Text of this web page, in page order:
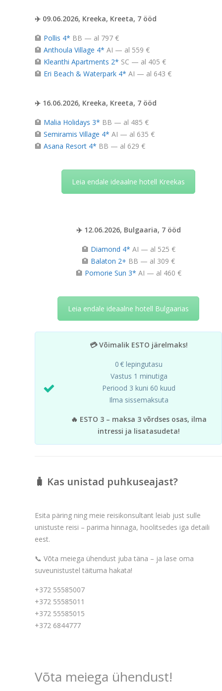
✈️ 09.06.2026, Kreeka, Kreeta, 7 ööd
🏨 Pollis 4* BB — al 797 €
🏨 Anthoula Village 4* AI — al 559 €
🏨 Kleanthi Apartments 2* SC — al 405 €
🏨 Eri Beach & Waterpark 4* AI — al 643 €
✈️ 16.06.2026, Kreeka, Kreeta, 7 ööd
🏨 Malia Holidays 3* BB — al 485 €
🏨 Semiramis Village 4* AI — al 635 €
🏨 Asana Resort 4* BB — al 629 €
Leia endale ideaalne hotell Kreekas
✈️ 12.06.2026, Bulgaaria, 7 ööd
🏨 Diamond 4* AI — al 525 €
🏨 Balaton 2+ BB — al 309 €
🏨 Pomorie Sun 3* AI — al 460 €
Leia endale ideaalne hotell Bulgaarias
💳 Võimalik ESTO järelmaks!
0 € lepingutasu
Vastus 1 minutiga
Periood 3 kuni 60 kuud
Ilma sissemaksuta
🔥 ESTO 3 – maksa 3 võrdses osas, ilma
intressi ja lisatasudeta!
🧳 Kas unistad puhkuseajast?
Esita päring ning meie reisikonsultant leiab just sulle
unistuste reisi – parima hinnaga, hoolitsedes iga detaili
eest.
📞 Võta meiega ühendust juba täna – ja lase oma
suveunistustel täituma hakata!
+372 55585007
+372 55585011
+372 55585015
+372 6844777
Võta meiega ühendust!